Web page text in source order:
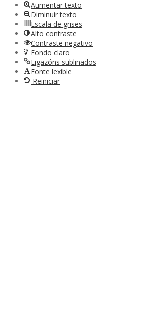
Aumentar texto
Diminuír texto
Escala de grises
Alto contraste
Contraste negativo
Fondo claro
Ligazóns subliñados
Fonte lexible
Reiniciar